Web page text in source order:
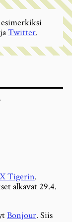
Tigerin.
alkavat 29.4.
Bonjour. Siis
jaTwitter.